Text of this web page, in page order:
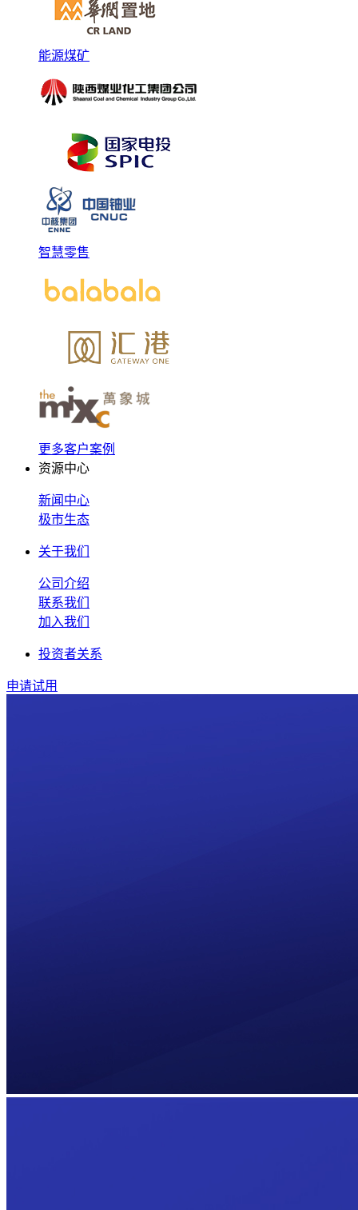
能源煤矿
智慧零售
更多客户案例
资源中心
新闻中心
极市生态
关于我们
公司介绍
联系我们
加入我们
投资者关系
申请试用